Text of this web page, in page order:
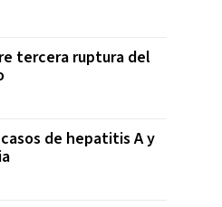
tercera ruptura del
de hepatitis A y